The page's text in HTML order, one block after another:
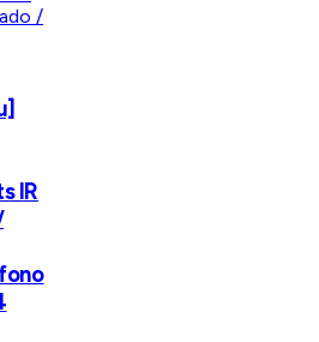
IR